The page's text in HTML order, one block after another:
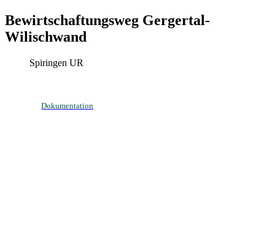
Bewirtschaftungsweg Gergertal-
Wilischwand
Spiringen UR
Dokumentation